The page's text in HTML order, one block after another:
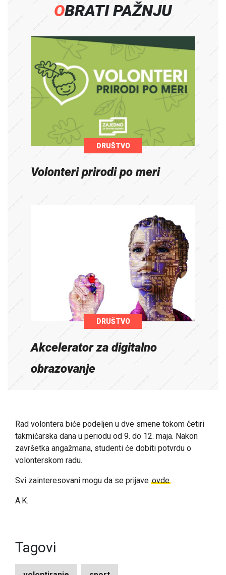
OBRATI PAŽNJU
DRUŠTVO
Volonteri prirodi po meri
DRUŠTVO
Akcelerator za digitalno
obrazovanje
Rad volontera biće podeljen u dve smene tokom četiri
takmičarska dana u periodu od 9. do 12. maja. Nakon
završetka angažmana, studenti će dobiti potvrdu o
volonterskom radu.
Svi zainteresovani mogu da se prijave ovde.
A.K.
Tagovi